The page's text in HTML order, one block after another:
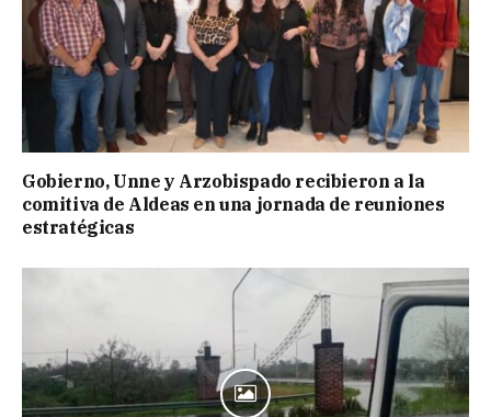
Gobierno, Unne y Arzobispado recibieron a la
comitiva de Aldeas en una jornada de reuniones
estratégicas